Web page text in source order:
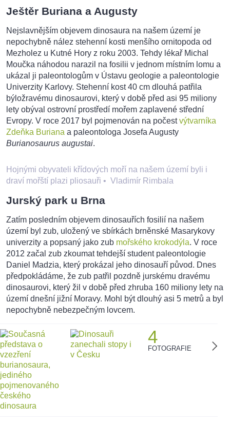
Ještěr Buriana a Augusty
Nejslavnějším objevem dinosaura na našem území je
nepochybně nález stehenní kosti menšího ornitopoda od
Mezholez u Kutné Hory z roku 2003. Tehdy lékař Michal
Moučka náhodou narazil na fosilii v jednom místním lomu a
ukázal ji paleontologům v Ústavu geologie a paleontologie
Univerzity Karlovy. Stehenní kost 40 cm dlouhá patřila
býložravému dinosaurovi, který v době před asi 95 miliony
lety obýval ostrovní prostředí mořem zaplavené střední
Evropy. V roce 2017 byl pojmenován na počestvýtvarníka
Zdeňka Buriana a paleontologa Josefa Augusty
Burianosaurus augustai.
Hojnými obyvateli křídových moří na našem území byli i
draví mořští plazi pliosauři • Vladimír Rimbala
Jurský park u Brna
Zatím posledním objevem dinosauřích fosilií na našem
území byl zub, uložený ve sbírkách brněnské Masarykovy
univerzity a popsaný jako zub mořského krokodýla. V roce
2012 začal zub zkoumat tehdejší student paleontologie
Daniel Madzia, který prokázal jeho dinosauří původ. Dnes
předpokládáme, že zub patřil pozdně jurskému dravému
dinosaurovi, který žil v době před zhruba 160 miliony lety na
území dnešní jižní Moravy. Mohl být dlouhý asi 5 metrů a byl
nepochybně nebezpečným lovcem.
4
FOTOGRAFIE